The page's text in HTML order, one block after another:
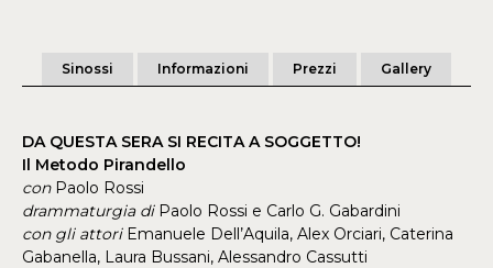
Sinossi Informazioni Prezzi Gallery
DA QUESTA SERA SI RECITA A SOGGETTO!
Il Metodo Pirandello
con Paolo Rossi
drammaturgia diPaolo Rossi e Carlo G. Gabardini
con gli attoriEmanuele Dell’Aquila, Alex Orciari, Caterina
Gabanella, Laura Bussani, Alessandro Cassutti